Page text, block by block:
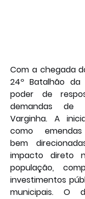
Com a chegada
24º Batalhão
poder de
demandas de
Varginha. A
como
bem
impacto direto
população,
investimentos
municipais. O